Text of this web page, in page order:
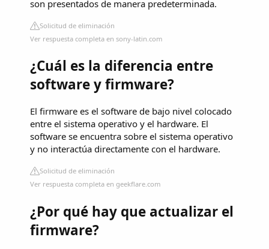
son presentados de manera predeterminada.
Solicitud de eliminación
Ver respuesta completa en sony-latin.com
¿Cuál es la diferencia entre
software y firmware?
El firmware es el software de bajo nivel colocado
entre el sistema operativo y el hardware. El
software se encuentra sobre el sistema operativo
y no interactúa directamente con el hardware.
Solicitud de eliminación
Ver respuesta completa en geekflare.com
¿Por qué hay que actualizar el
firmware?